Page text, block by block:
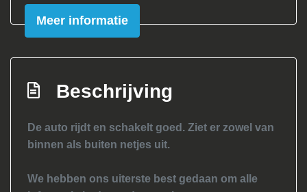
Getint glas
Sportvelgen
Xenon koplampen
Interieur
Achterbank in delen neerklapbaar
Meer informatie
Beschrijving
De auto rijdt en schakelt goed. Ziet er zowel van
binnen als buiten netjes uit.
We hebben ons uiterste best gedaan om alle